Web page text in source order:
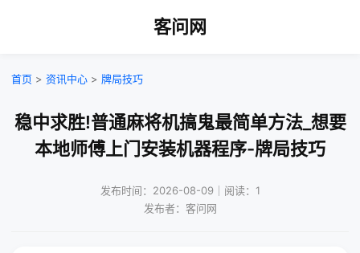
客问网
首页 > 资讯中心 > 牌局技巧
稳中求胜!普通麻将机搞鬼最简单方法_想要
本地师傅上门安装机器程序-牌局技巧
发布时间：2026-08-09｜阅读：1
发布者：客问网